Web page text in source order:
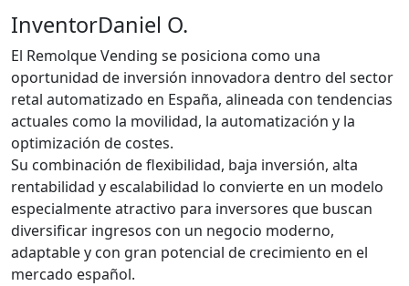
InventorDaniel O.
El Remolque Vending se posiciona como una
oportunidad de inversión innovadora dentro del sector
retal automatizado en España, alineada con tendencias
actuales como la movilidad, la automatización y la
optimización de costes.
Su combinación de flexibilidad, baja inversión, alta
rentabilidad y escalabilidad lo convierte en un modelo
especialmente atractivo para inversores que buscan
diversificar ingresos con un negocio moderno,
adaptable y con gran potencial de crecimiento en el
mercado español.